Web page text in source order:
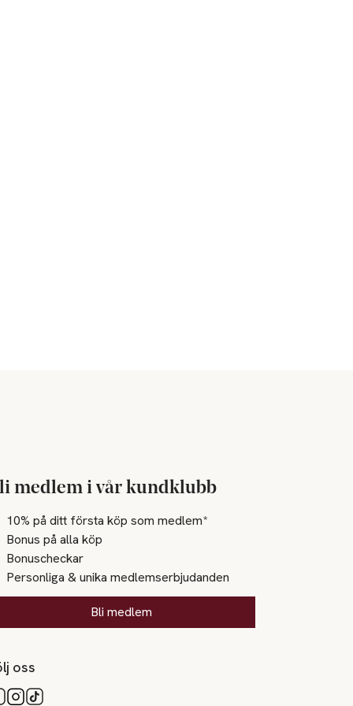
medlem i vår kundklubb
10% på ditt första köp som medlem*
Bonus på alla köp
Bonuscheckar
Personliga & unika medlemserbjudanden
Bli medlem
oss